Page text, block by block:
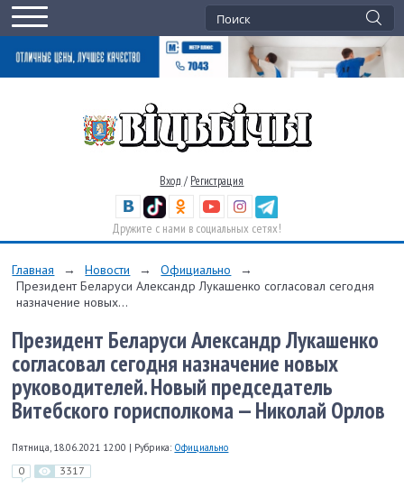
Вход / Регистрация
Дружите с нами в социальных сетях!
Главная → Новости → Официально
→
Президент Беларуси Александр Лукашенко согласовал сегодня
назначение новых...
Президент Беларуси Александр Лукашенко
согласовал сегодня назначение новых
руководителей. Новый председатель
Витебского горисполкома — Николай Орлов
Пятница, 18.06.2021 12:00 | Рубрика: Официально
0 3317